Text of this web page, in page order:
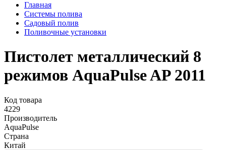
Главная
Системы полива
Садовый полив
Поливочные установки
Пистолет металлический 8
режимов AquaPulse AP 2011
Код товара
4229
Производитель
AquaPulse
Страна
Китай